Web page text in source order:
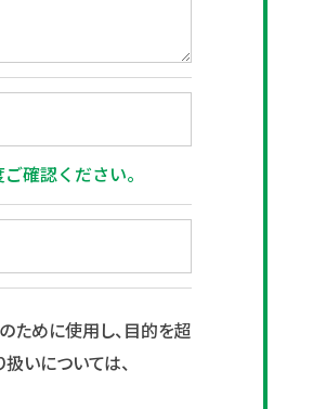
確認ください。
ために使用し、目的を超
いについては、